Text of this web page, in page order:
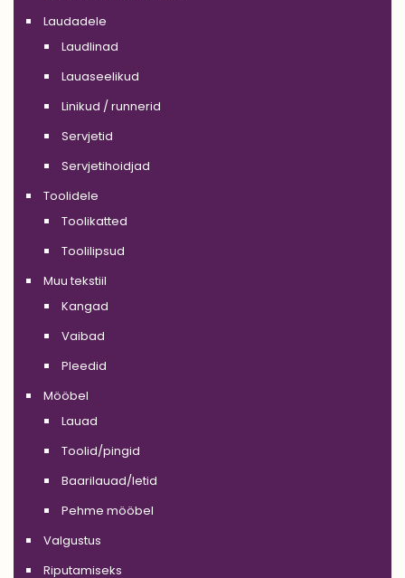
Laudadele
Laudlinad
Lauaseelikud
Linikud / runnerid
Servjetid
Servjetihoidjad
Toolidele
Toolikatted
Toolilipsud
Muu tekstiil
Kangad
Vaibad
Pleedid
Mööbel
Lauad
Toolid/pingid
Baarilauad/letid
Pehme mööbel
Valgustus
Riputamiseks